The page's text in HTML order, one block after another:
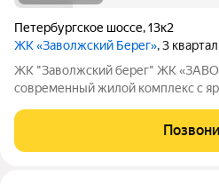
Петербургское шоссе,13к2
ЖК «Заволжский Берег», 3
ЖК "Заволжский берег" ЖК
современный жилой комплекс с
состоящий из пятнадцати 8-
образуют три полузамкнутых